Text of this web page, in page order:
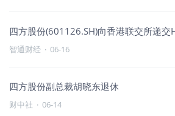
四方股份(601126.SH)向香港联交所递
智通财经 · 06-16
四方股份副总裁胡晓东退休
财中社 · 06-14